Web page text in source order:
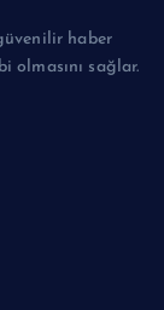
haber
olmasını sağlar.